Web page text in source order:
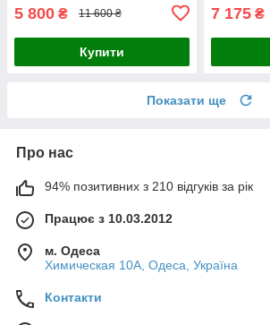
5 800 ₴ 11 600 ₴
Купити
7 175 ₴
Показати ще
Про нас
94% позитивних з 210 відгуків за рік
Працює з 10.03.2012
м. Одеса
Химическая 10А, Одеса, Україна
Контакти